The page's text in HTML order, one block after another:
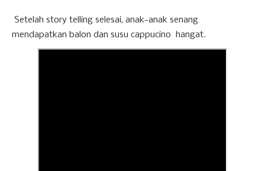
Setelah story telling selesai, anak-anak senang
mendapatkan balon dan susu cappucino hangat.